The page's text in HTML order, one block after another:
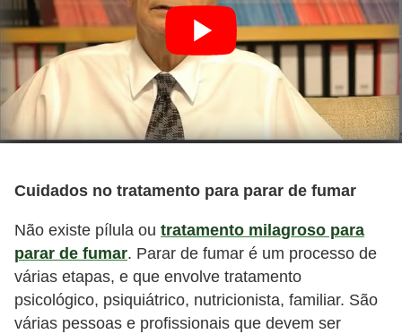
Cuidados no tratamento para parar de fumar
Não existe pílula ou tratamento milagroso para
parar de fumar. Parar de fumar é um processo de
várias etapas, e que envolve tratamento
psicológico, psiquiátrico, nutricionista, familiar. São
várias pessoas e profissionais que devem ser